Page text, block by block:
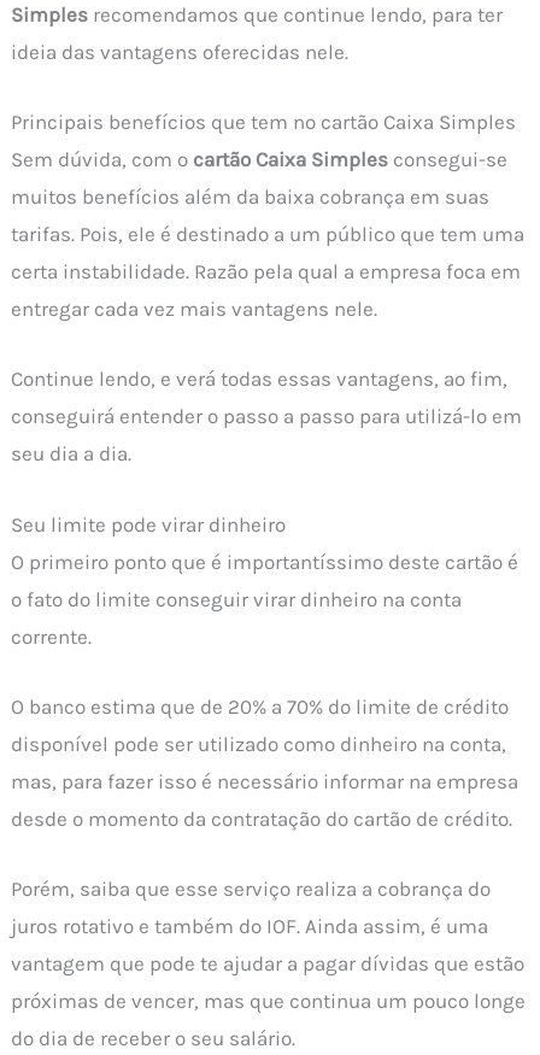
Simples recomendamos que continue lendo, para ter
ideia das vantagens oferecidas nele.
Principais benefícios que tem no cartão Caixa Simples
Sem dúvida, com o cartão Caixa Simples consegui-se
muitos benefícios além da baixa cobrança em suas
tarifas. Pois, ele é destinado a um público que tem uma
certa instabilidade. Razão pela qual a empresa foca em
entregar cada vez mais vantagens nele.
Continue lendo, e verá todas essas vantagens, ao fim,
conseguirá entender o passo a passo para utilizá-lo em
seu dia a dia.
Seu limite pode virar dinheiro
O primeiro ponto que é importantíssimo deste cartão é
o fato do limite conseguir virar dinheiro na conta
corrente.
O banco estima que de 20% a 70% do limite de crédito
disponível pode ser utilizado como dinheiro na conta,
mas, para fazer isso é necessário informar na empresa
desde o momento da contratação do cartão de crédito.
Porém, saiba que esse serviço realiza a cobrança do
juros rotativo e também do IOF. Ainda assim, é uma
vantagem que pode te ajudar a pagar dívidas que estão
próximas de vencer, mas que continua um pouco longe
do dia de receber o seu salário.